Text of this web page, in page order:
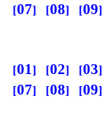
07
08 09
01 02 03
07
08 09